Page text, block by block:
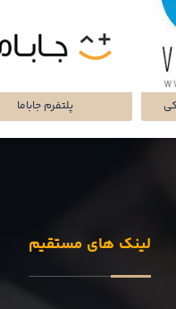
شرکت دلتا پرداز پرشین
لینک های مستقیم